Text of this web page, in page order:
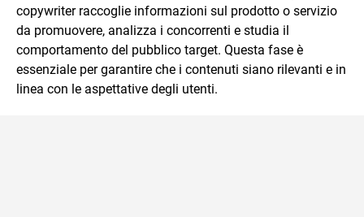
copywriter raccoglie informazioni sul prodotto o servizio
da promuovere, analizza i concorrenti e studia il
comportamento del pubblico target. Questa fase è
essenziale per garantire che i contenuti siano rilevanti e in
linea con le aspettative degli utenti.